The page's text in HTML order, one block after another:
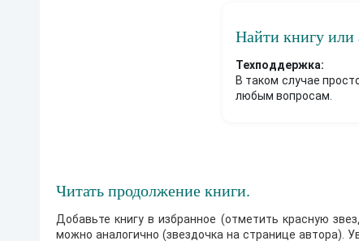
Найти книгу или
Техподдержка:
В таком случае
любым вопросам.
Читать продолжение книги.
Добавьте книгу в избранное (отметить красную
можно аналогично (звездочка на странице автора).